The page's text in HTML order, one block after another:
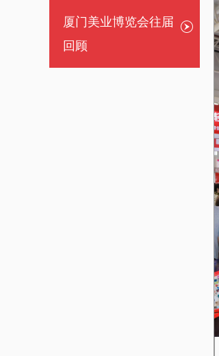
厦门美业博览会往届
回顾